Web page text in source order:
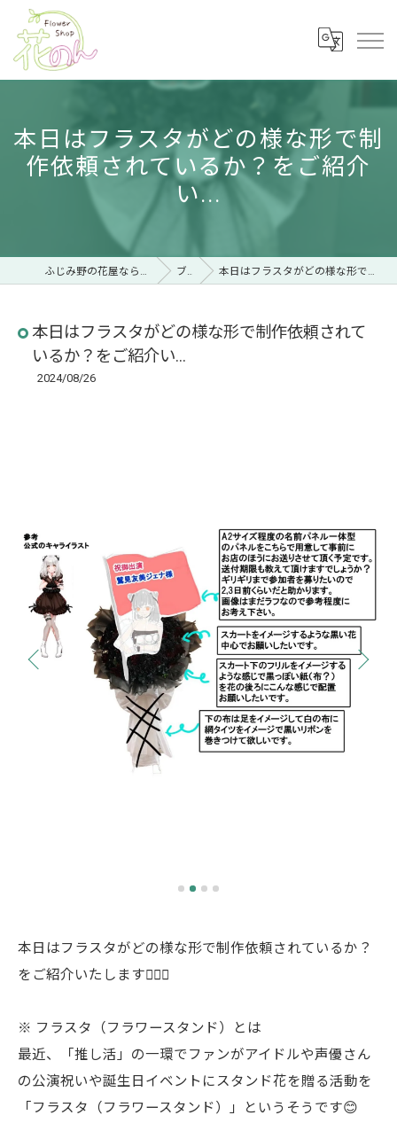
本日はフラスタがどの様な形で制
作依頼されているか？をご紹介
い...
ふじみ野の花屋ならフラワーショップ 花のん ブログ 本日はフラスタがどの様な形で制作依頼されているか？をご紹介い...
本日はフラスタがどの様な形で制作依頼されて
いるか？をご紹介い...
2024/08/26
本日はフラスタがどの様な形で制作依頼されているか？
をご紹介いたします🙋🏻‍♀️
※ フラスタ（フラワースタンド）とは
最近、「推し活」の一環でファンがアイドルや声優さん
の公演祝いや誕生日イベントにスタンド花を贈る活動を
「フラスタ（フラワースタンド）」というそうです😊